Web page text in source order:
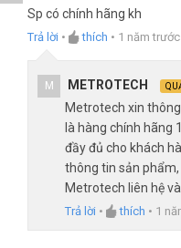
Sp có chính hãng kh
Trả lời • thích • 1 năm trước
M METROTECH
Metrotech xin
là hàng chính hãng
đầy đủ cho khách
thông tin sản phẩm,
Metrotech liên hệ
Trả lời • thích • 1